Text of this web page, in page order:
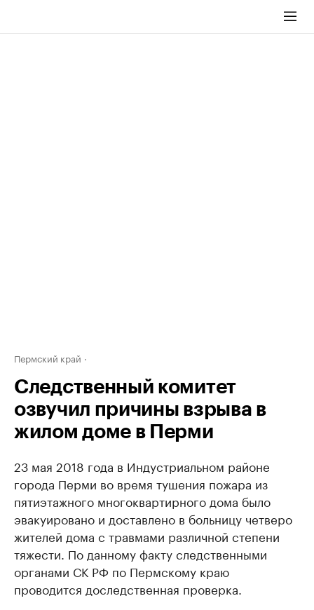
Пермский край
Следственный комитет
озвучил причины взрыва в
жилом доме в Перми
23 мая 2018 года в Индустриальном районе
города Перми во время тушения пожара из
пятиэтажного многоквартирного дома было
эвакуировано и доставлено в больницу четверо
жителей дома с травмами различной степени
тяжести. По данному факту следственными
органами СК РФ по Пермскому краю
проводится доследственная проверка.